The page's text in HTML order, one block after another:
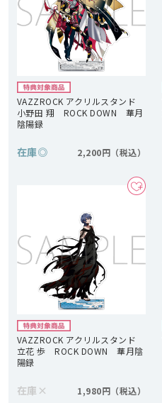
VAZZROCK アクリルスタンド
小野田 翔 ROCK DOWN 華月
陰陽録
在庫◎ 2,200円
VAZZROCK アクリルスタンド
立花 歩 ROCK DOWN 華月陰
陽録
在庫 × 1,980円